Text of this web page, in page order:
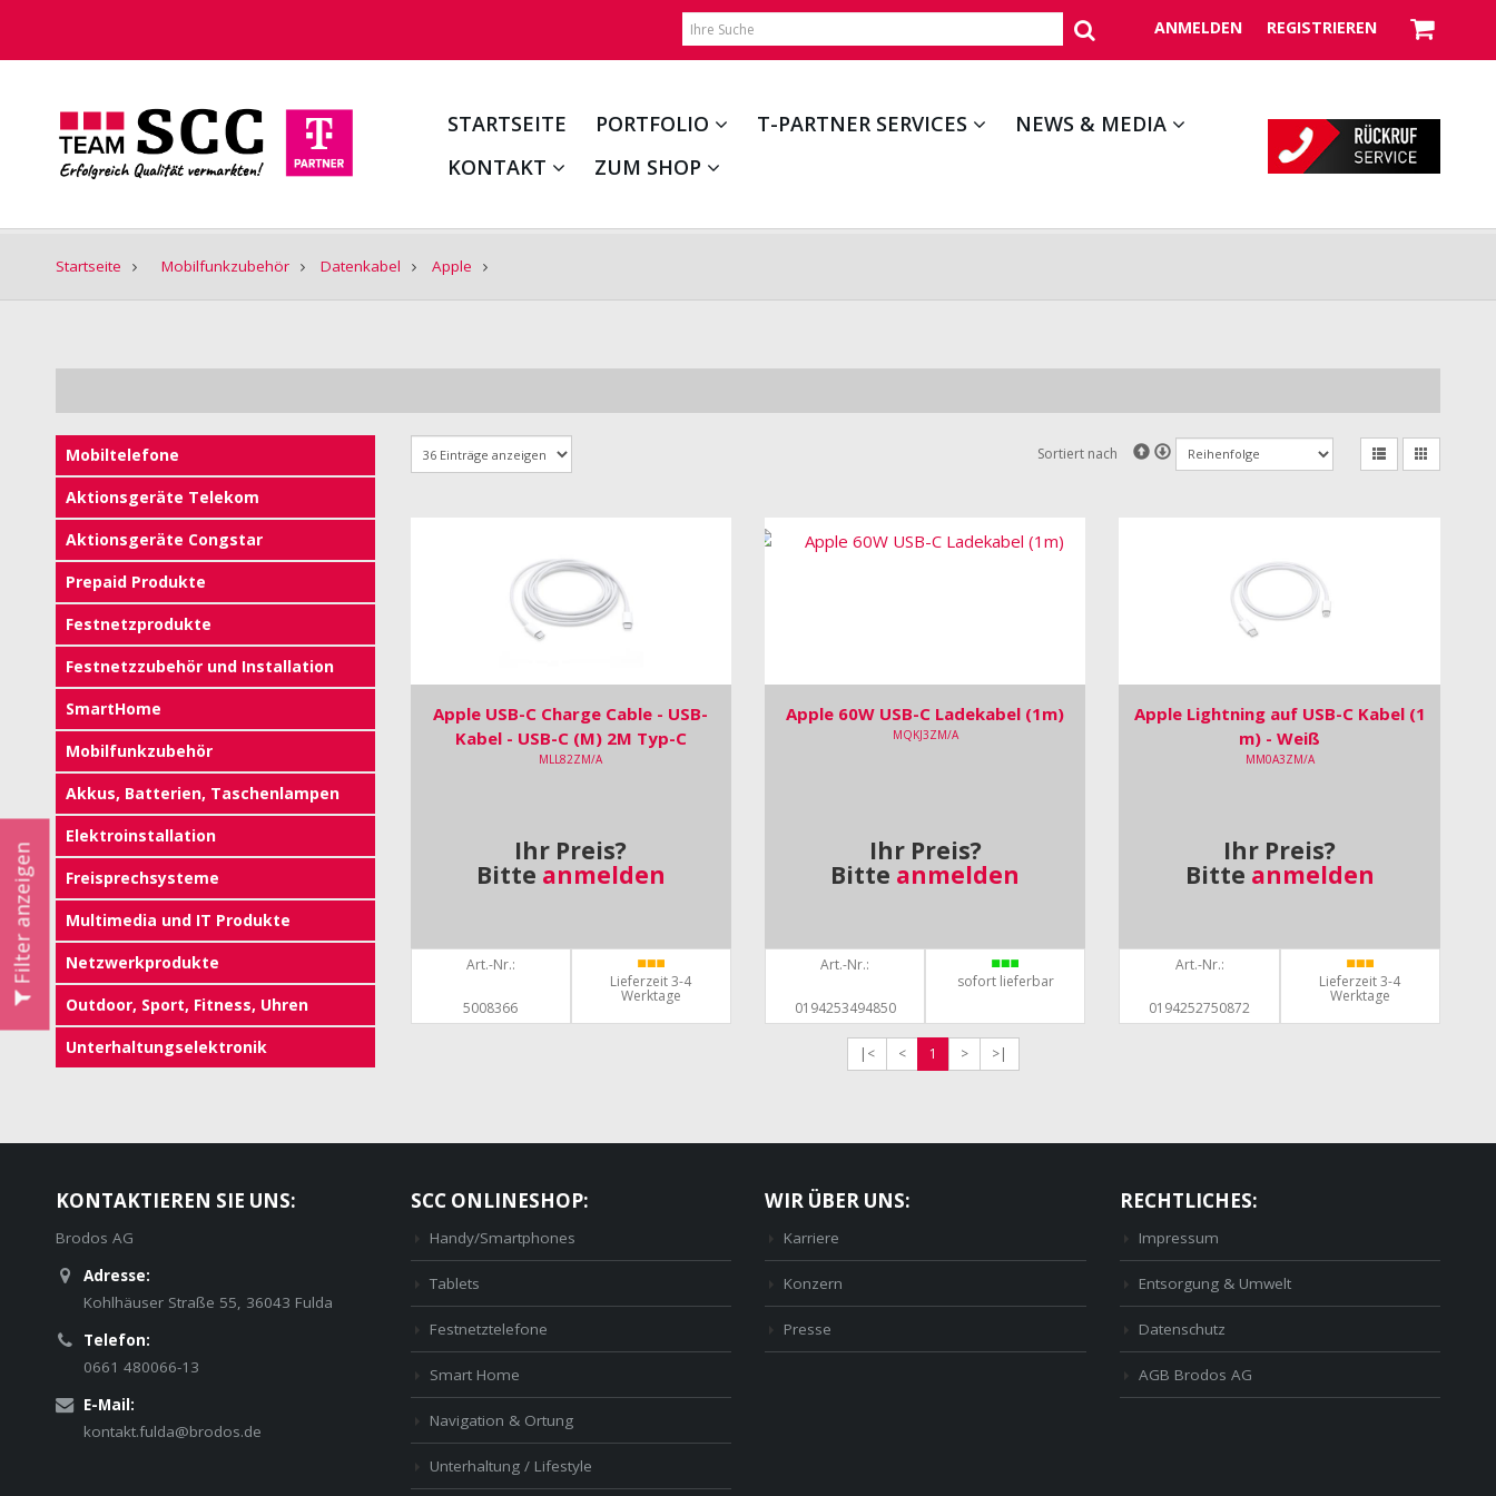
ANMELDEN REGISTRIEREN
STARTSEITE PORTFOLIO T-PARTNER SERVICES
NEWS & MEDIA
KONTAKT
ZUM SHOP
Startseite Mobilfunkzubehör Datenkabel Apple
Filter anzeigen
Mobiltelefone
Aktionsgeräte Telekom
Aktionsgeräte Congstar
Prepaid Produkte
Festnetzprodukte
Festnetzzubehör und Installation
SmartHome
Mobilfunkzubehör
Akkus, Batterien, Taschenlampen
Elektroinstallation
Freisprechsysteme
Multimedia und IT Produkte
Netzwerkprodukte
Outdoor, Sport, Fitness, Uhren
Unterhaltungselektronik
Sortiert nach
Apple USB-C Charge Cable - USB-
Kabel - USB-C (M) 2M Typ-C
MLL82ZM/A
Ihr Preis?
Bitte anmelden
Art.-Nr.:
5008366
Lieferzeit 3-4
Werktage
Apple 60W USB-C Ladekabel (1m)
MQKJ3ZM/A
Ihr Preis?
Bitte anmelden
Art.-Nr.:
0194253494850
sofort lieferbar
Apple Lightning auf USB-C Kabel (1
m) - Weiß
MM0A3ZM/A
Ihr Preis?
Bitte anmelden
Art.-Nr.:
0194252750872
Lieferzeit 3-4
Werktage
|< < 1 > >|
KONTAKTIEREN SIE UNS:
Brodos AG
Adresse:
Kohlhäuser Straße 55, 36043 Fulda
Telefon:
0661 480066-13
E-Mail:
kontakt.fulda@brodos.de
SCC ONLINESHOP:
Handy/Smartphones
Tablets
Festnetztelefone
Smart Home
Navigation & Ortung
Unterhaltung / Lifestyle
WIR ÜBER UNS:
Karriere
Konzern
Presse
RECHTLICHES:
Impressum
Entsorgung & Umwelt
Datenschutz
AGB Brodos AG